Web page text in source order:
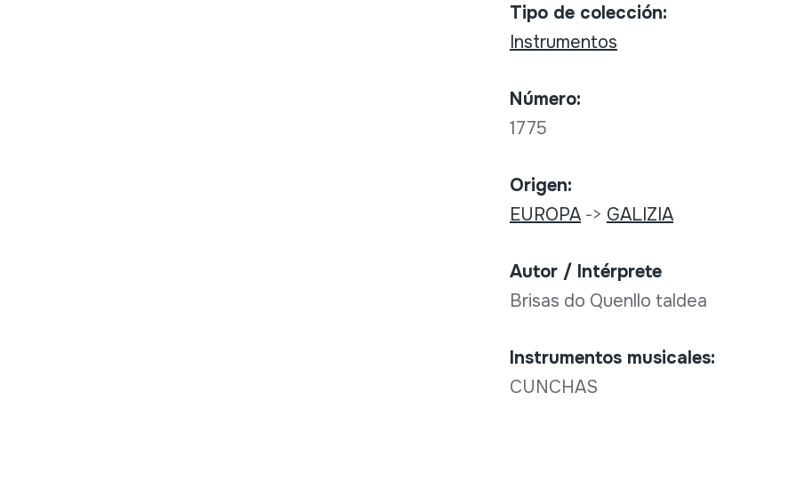
Tipo de colección:
Instrumentos
Número:
1775
Origen:
EUROPA-> GALIZIA
Autor / Intérprete
Brisas do Quenllo taldea
Instrumentos musicales:
CUNCHAS